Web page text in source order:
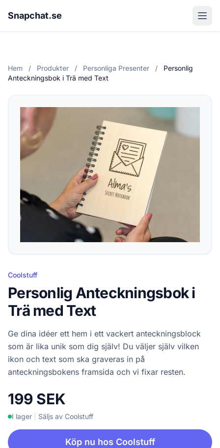
Snapchat.se
Hem / Produkter / Personliga Presenter /
Personlig
Anteckningsbok i Trä med Text
Coolstuff
Personlig Anteckningsbok i
Trä med Text
Ge dina idéer ett hem i ett vackert anteckningsblock
som är lika unik som dig själv! Du väljer själv vilken
ikon och text som ska graveras in på
anteckningsbokens framsida och vi fixar resten.
199 SEK
I lager Säljs av Coolstuff
Köp nu hos Coolstuff